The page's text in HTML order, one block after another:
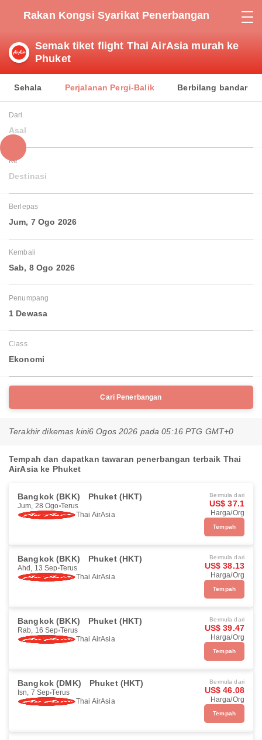
Rakan Kongsi Syarikat Penerbangan
Semak tiket flight Thai AirAsia murah ke
Phuket
Sehala Perjalanan Pergi-Balik Berbilang bandar
Dari
Asal
Ke
Destinasi
Berlepas
Jum, 7 Ogo 2026
Kembali
Sab, 8 Ogo 2026
Penumpang
1 Dewasa
Class
Ekonomi
Cari Penerbangan
Terakhir dikemas kini6 Ogos 2026 pada 05:16 PTG GMT+0
Tempah dan dapatkan tawaran penerbangan terbaik Thai
AirAsia ke Phuket
Bangkok (BKK) Phuket (HKT)
Jum, 28 Ogo Terus
Thai AirAsia
Bermula dari
US$ 37.1
Harga/Org
Tempah
Bangkok (BKK) Phuket (HKT)
Ahd, 13 Sep Terus
Thai AirAsia
Bermula dari
US$ 38.13
Harga/Org
Tempah
Bangkok (BKK) Phuket (HKT)
Rab, 16 Sep Terus
Thai AirAsia
Bermula dari
US$ 39.47
Harga/Org
Tempah
Bangkok (DMK) Phuket (HKT)
Isn, 7 Sep Terus
Thai AirAsia
Bermula dari
US$ 46.08
Harga/Org
Tempah